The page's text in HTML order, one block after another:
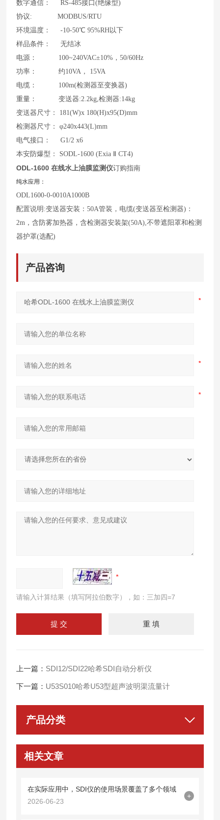
数字通信： RS-485接口(绝缘型)
协议: MODBUS/RTU
环境温度： -10-50℃ 95%RH以下
样品条件： 无结冰
电源： 100~240VAC±10%，50/60Hz
功率： 约10VA， 15VA
电缆： 100m(检测器至变换器)
重量： 变送器:2.2kg,检测器:14kg
变送器尺寸： 181(W)x 180(H)x95(D)mm
检测器尺寸： φ240x443(L)mm
电气接口： G1/2 x6
本安防爆型： SODL-1600 (Exia Ⅱ CT4)
ODL-1600 在线水上油膜监测仪订购指南
纯水应用：
ODL1600-0-0010A1000B
配置说明:变送器安装：50A管装，电缆(变送器至检测器)：
2m，含防雾加热器，含检测器安装架(50A),不带遮阳罩和检测
器护罩(选配)
产品咨询
请输入计算结果（填写阿拉伯数字），如：三加四=7
上一篇： SDI12/SDI22哈希SDI自动分析仪
下一篇： U53S010哈希U53型超声波明渠流量计
产品分类
相关文章
在实际应用中，SDI仪的使用场景覆盖了多个领域
2026-06-23
+